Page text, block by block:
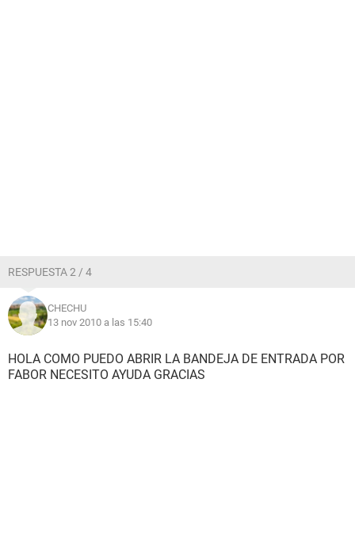
RESPUESTA 2 / 4
CHECHU
13 nov 2010 a las 15:40
HOLA COMO PUEDO ABRIR LA BANDEJA DE ENTRADA POR
FABOR NECESITO AYUDA GRACIAS